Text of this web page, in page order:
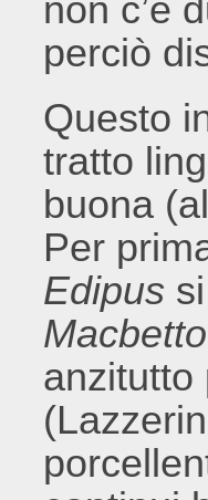
non c’è
perciò
Questo
tratto
buona
Per
Edipus
Macbetto
anzitutto